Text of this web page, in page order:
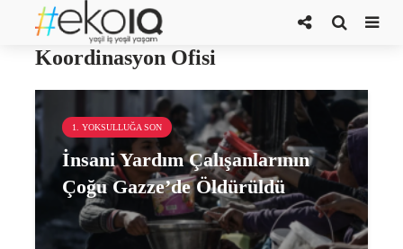
Birleşmiş Milletler İnsani İşler
Koordinasyon Ofisi
1. YOKSULLUĞA SON
İnsani Yardım Çalışanlarının
Çoğu Gazze’de Öldürüldü